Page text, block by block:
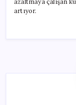
artıyor.